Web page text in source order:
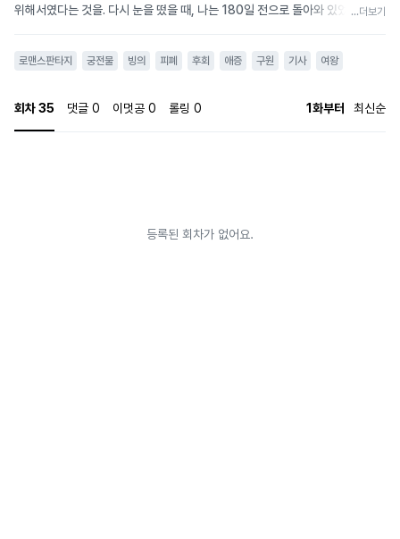
위해서였다는 것을. 다시 눈을 떴을 때, 나는 180일 전으로 돌아와 있었다. 내가
...더보기
로맨스판타지 궁전물 빙의 피폐 후회 애증 구원 기사 여왕
회차35 댓글 0 이멋공 0 롤링 0 1화부터 최신순
등록된 회차가 없어요.